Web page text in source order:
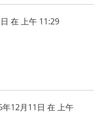
在 上午 11:29
年12月11日 在 上午